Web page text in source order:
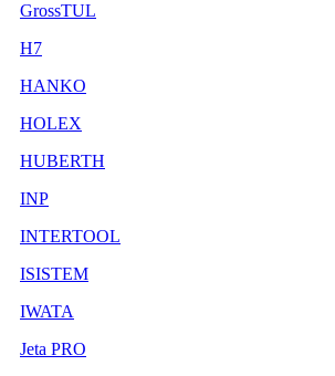
GrossTUL
H7
HANKO
HOLEX
HUBERTH
INP
INTERTOOL
ISISTEM
IWATA
Jeta PRO